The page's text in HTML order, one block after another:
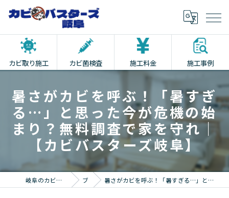
カビ取り施工 カビ菌検査 施工料金 施工事例
暑さがカビを呼ぶ！「暑すぎ
る…」と思った今が危機の始
まり？無料調査で家を守れ｜
【カビバスターズ岐阜】
岐阜のカビ取りならカビバスターズ岐阜 ブログ 暑さがカビを呼ぶ！「暑すぎる…」と思った今が危機の始まり？無料調査で家を守れ｜【カビバスターズ岐阜】